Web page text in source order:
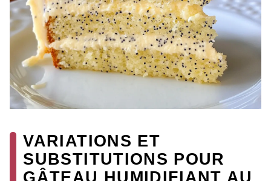
VARIATIONS ET
SUBSTITUTIONS POUR
GÂTEAU HUMIDIFIANT AU